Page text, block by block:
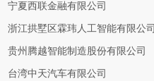
宁夏西联金融有限公司
浙江拱墅区霖玮人工智能有限公司
贵州腾越智能制造股份有限公司
台湾中天汽车有限公司